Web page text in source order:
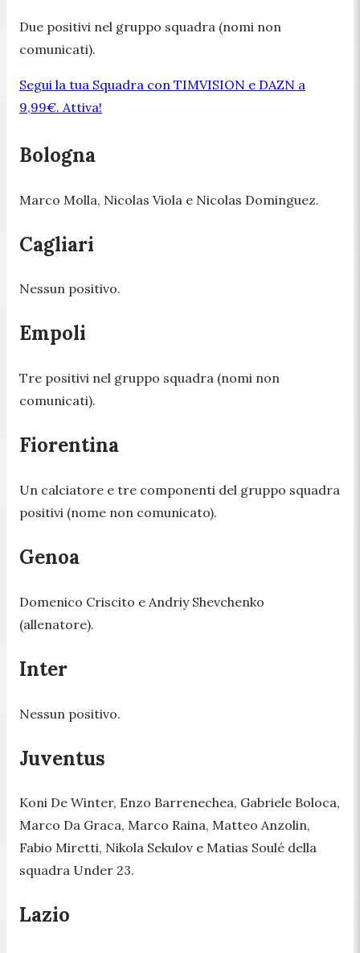
Due positivi nel gruppo squadra (nomi non
comunicati).
Segui la tua Squadra con TIMVISION e DAZN a
9,99€. Attiva!
Bologna
Marco Molla, Nicolas Viola e Nicolas Dominguez.
Cagliari
Nessun positivo.
Empoli
Tre positivi nel gruppo squadra (nomi non
comunicati).
Fiorentina
Un calciatore e tre componenti del gruppo squadra
positivi (nome non comunicato).
Genoa
Domenico Criscito e Andriy Shevchenko
(allenatore).
Inter
Nessun positivo.
Juventus
Koni De Winter, Enzo Barrenechea, Gabriele Boloca,
Marco Da Graca, Marco Raina, Matteo Anzolin,
Fabio Miretti, Nikola Sekulov e Matias Soulé della
squadra Under 23.
Lazio